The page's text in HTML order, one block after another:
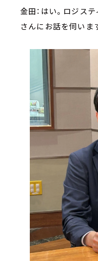
金田：はい。ロジス
さんにお話を伺いま